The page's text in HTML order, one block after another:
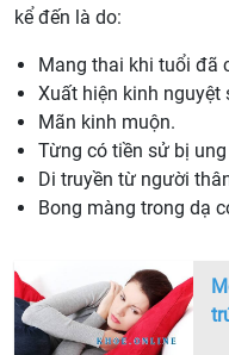
kể đến là do:
Mang thai khi tuổi đã
Xuất hiện kinh nguyệt
Mãn kinh muộn.
Từng có tiền sử bị
Di truyền từ người
Bong màng trong dạ